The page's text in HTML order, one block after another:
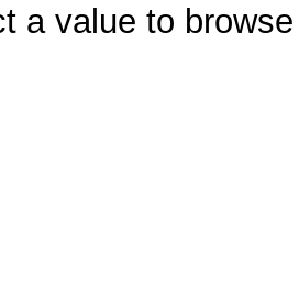
a value to